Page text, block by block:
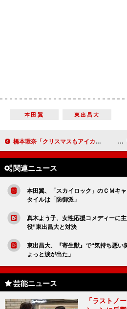
本田翼 東出昌大
橋本環奈「クリスマスもアイカツ！」 「来年の目標は全国ツアーと紅白出場」
関連ニュース
本田翼、「スカイロック」のＣＭキ
タイルは「防御派」
真木よう子、女性応援コメディーに
役”東出昌大と対決
東出昌大、『寄生獣』で“気持ち悪
ょっと涙が出た」
芸能ニュース
「ラストノ